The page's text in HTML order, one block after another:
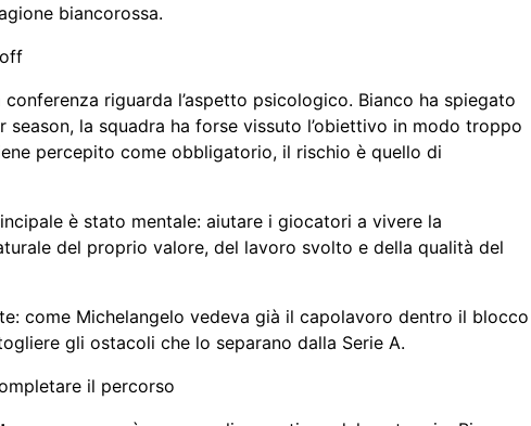
biancorossa.
riguarda l’aspetto psicologico. Bianco ha spiegato
season, la squadra ha forse vissuto l’obiettivo in modo troppo
percepito come obbligatorio, il rischio è quello di
è stato mentale: aiutare i giocatori a vivere la
del proprio valore, del lavoro svolto e della qualità del
come Michelangelo vedeva già il capolavoro dentro il blocco
gli ostacoli che lo separano dalla Serie A.
il percorso